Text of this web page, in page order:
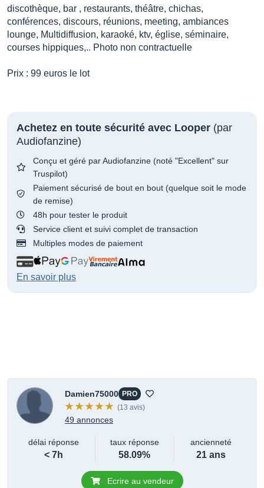
discothèque, bar , restaurants, théâtre, chichas,
conférences, discours, réunions, meeting, ambiances
lounge, Multidiffusion, karaoké, ktv, église, séminaire,
courses hippiques,.. Photo non contractuelle
Prix : 99 euros le lot
Achetez en toute sécurité avec Looper (par
Audiofanzine)
Conçu et géré par Audiofanzine (noté "Excellent" sur
Truspilot)
Paiement sécurisé de bout en bout (quelque soit le mode
de remise)
48h pour tester le produit
Service client et suivi complet de transaction
Multiples modes de paiement
En savoir plus
Damien75000 PRO
(13 avis)
49 annonces
délai réponse
< 7h
taux réponse
58.09%
ancienneté
21 ans
Ecrire au vendeur